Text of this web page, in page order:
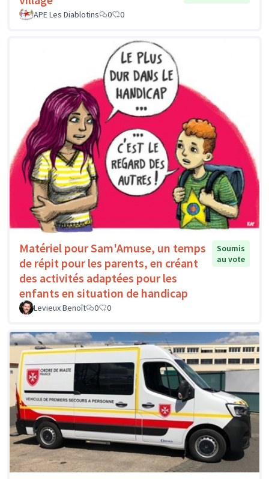
APE Les Diablotins
0 0
Matériel pour Sam'Amuse, un temps
de répit pour les parents, en créant
des activités adaptées pour les
enfants en situation de handicap
Soumis
au vote
Levieux Benoît 0 0